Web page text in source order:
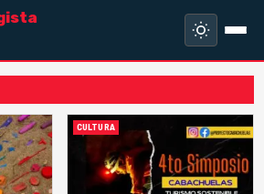
CULTURA